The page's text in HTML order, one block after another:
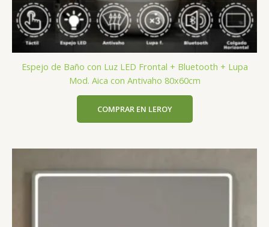
Espejo de Baño con Luz LED Frontal + Bluetooth + Lupa
Mod. Aica con Antivaho 80x60cm
COMPRAR EN LEROY